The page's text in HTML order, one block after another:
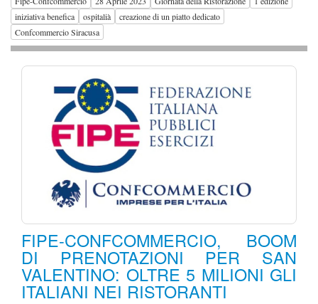
iniziativa benefica
ospitalià
creazione di un piatto dedicato
Confcommercio Siracusa
FIPE-CONFCOMMERCIO, BOOM
DI PRENOTAZIONI PER SAN
VALENTINO: OLTRE 5 MILIONI GLI
ITALIANI NEI RISTORANTI